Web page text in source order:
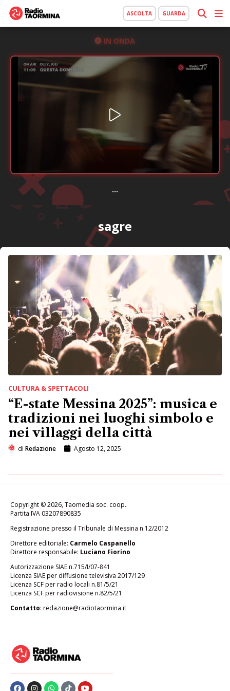
ASCOLTA GUARDA
IN ONDA
...
sagre
CULTURA & SPETTACOLI
“E-state Messina 2025”: musica e
tradizioni nei luoghi simbolo e
nei villaggi della città
di Redazione Agosto 12, 2025
Copyright © 2026, Taomedia soc. coop.
Partita IVA 03207890835
Registrazione presso il Tribunale di Messina n.12/2012
Direttore editoriale: Carmelo Caspanello
Direttore responsabile: Luciano Fiorino
Autorizzazione SIAE n.715/I/07-841
Licenza SIAE per diffusione televisiva 2017/129
Licenza SCF per radio locali n.81/5/21
Licenza SCF per radiovisione n.82/5/21
Contatto: redazione@radiotaormina.it